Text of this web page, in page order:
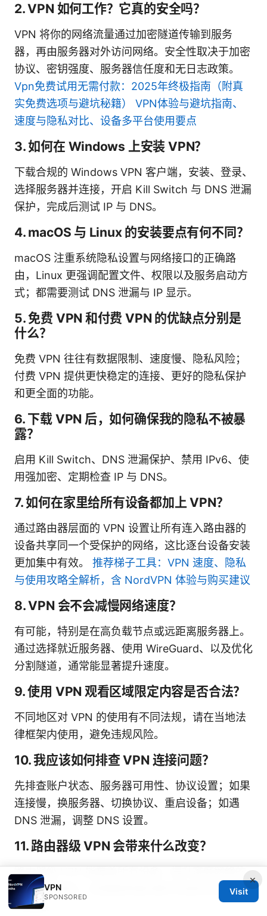
2. VPN 如何工作？它真的安全吗？
VPN 将你的网络流量通过加密隧道传输到服务
器，再由服务器对外访问网络。安全性取决于加密
协议、密钥强度、服务器信任度和无日志政策。
Vpn免费试用无需付款：2025年终极指南（附真
实免费选项与避坑秘籍） VPN体验与避坑指南、
速度与隐私对比、设备多平台使用要点
3. 如何在 Windows 上安装 VPN？
下载合规的 Windows VPN 客户端，安装、登录、
选择服务器并连接，开启 Kill Switch 与 DNS 泄漏
保护，完成后测试 IP 与 DNS。
4. macOS 与 Linux 的安装要点有何不同？
macOS 注重系统隐私设置与网络接口的正确路
由，Linux 更强调配置文件、权限以及服务启动方
式；都需要测试 DNS 泄漏与 IP 显示。
5. 免费 VPN 和付费 VPN 的优缺点分别是
什么？
免费 VPN 往往有数据限制、速度慢、隐私风险；
付费 VPN 提供更快稳定的连接、更好的隐私保护
和更全面的功能。
6. 下载 VPN 后，如何确保我的隐私不被暴
露？
启用 Kill Switch、DNS 泄漏保护、禁用 IPv6、使
用强加密、定期检查 IP 与 DNS。
7. 如何在家里给所有设备都加上 VPN？
通过路由器层面的 VPN 设置让所有连入路由器的
设备共享同一个受保护的网络，这比逐台设备安装
更加集中有效。 推荐梯子工具：VPN 速度、隐私
与使用攻略全解析，含 NordVPN 体验与购买建议
8. VPN 会不会减慢网络速度？
有可能，特别是在高负载节点或远距离服务器上。
通过选择就近服务器、使用 WireGuard、以及优化
分割隧道，通常能显著提升速度。
9. 使用 VPN 观看区域限定内容是否合法？
不同地区对 VPN 的使用有不同法规，请在当地法
律框架内使用，避免违规风险。
10. 我应该如何排查 VPN 连接问题？
先排查账户状态、服务器可用性、协议设置；如果
连接慢，换服务器、切换协议、重启设备；如遇
DNS 泄漏，调整 DNS 设置。
11. 路由器级 VPN 会带来什么改变？
路由器级 VPN 能覆盖所有设备，提升家庭网络的
一致性和隐私，但需要更强的硬件性能和正确的固
件配置。
×
VPN
SPONSORED
Visit